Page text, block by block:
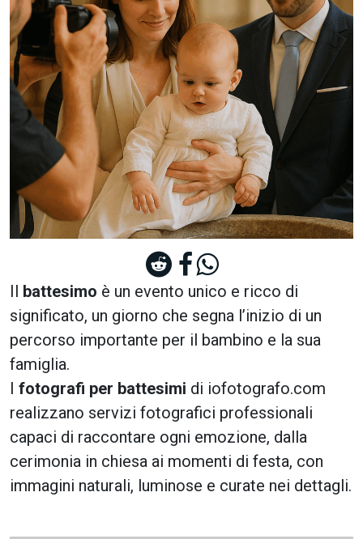
Il battesimo è un evento unico e ricco di
significato, un giorno che segna l’inizio di un
percorso importante per il bambino e la sua
famiglia.
I fotografi per battesimi di iofotografo.com
realizzano servizi fotografici professionali
capaci di raccontare ogni emozione, dalla
cerimonia in chiesa ai momenti di festa, con
immagini naturali, luminose e curate nei dettagli.